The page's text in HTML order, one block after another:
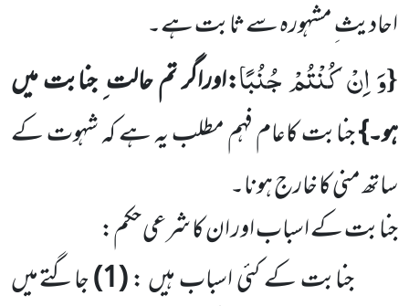
احادیث ِ مشہورہ سے ثابت ہے۔
{وَ اِنْ كُنْتُمْ جُنُبًا:اوراگر تم حالت ِ جنابت میں
ہو۔}جنابت کاعام فہم مطلب یہ ہے کہ شہوت کے
ساتھ منی کا خارج ہونا۔
جنابت کے اسباب اور ان کا شرعی حکم:
جنابت کے کئی اسباب ہیں :(
1
)جاگتے میں